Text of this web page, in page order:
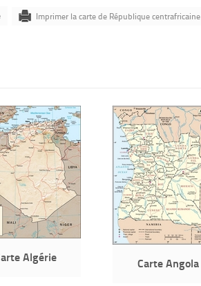
Imprimer la carte de République centrafricaine
Algérie Carte Angola